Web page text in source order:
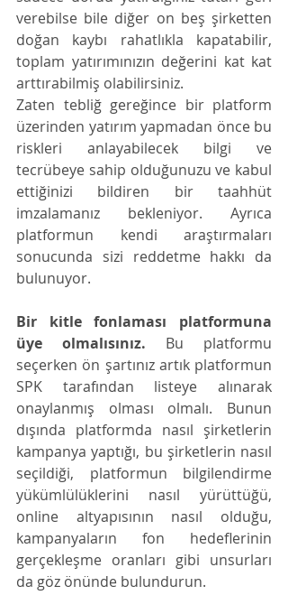
verebilse bile diğer on beş şirketten
doğan kaybı rahatlıkla kapatabilir,
toplam yatırımınızın değerini kat kat
arttırabilmiş olabilirsiniz.
Zaten tebliğ gereğince bir platform
üzerinden yatırım yapmadan önce bu
riskleri anlayabilecek bilgi ve
tecrübeye sahip olduğunuzu ve kabul
ettiğinizi bildiren bir taahhüt
imzalamanız bekleniyor. Ayrıca
platformun kendi araştırmaları
sonucunda sizi reddetme hakkı da
bulunuyor.
Bir kitle fonlaması platformuna
üye olmalısınız. Bu platformu
seçerken ön şartınız artık platformun
SPK tarafından listeye alınarak
onaylanmış olması olmalı. Bunun
dışında platformda nasıl şirketlerin
kampanya yaptığı, bu şirketlerin nasıl
seçildiği, platformun bilgilendirme
yükümlülüklerini nasıl yürüttüğü,
online altyapısının nasıl olduğu,
kampanyaların fon hedeflerinin
gerçekleşme oranları gibi unsurları
da göz önünde bulundurun.